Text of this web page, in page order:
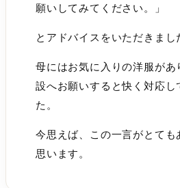
願いしてみてください。」
とアドバイスをいただきまし
母にはお気に入りの洋服があ
設へお願いすると快く対応し
た。
今思えば、この一言がとても
思います。